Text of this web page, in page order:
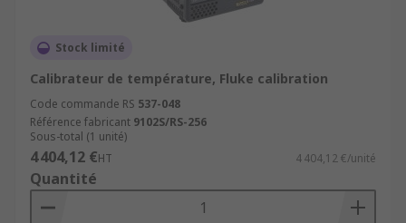
Stock limité
Calibrateur de température, Fluke calibration
Code commande RS 537-048
Référence fabricant 9102S/RS-256
Sous-total (1 unité)
4 404,12 €HT 4 404,12 €/unité
Quantité